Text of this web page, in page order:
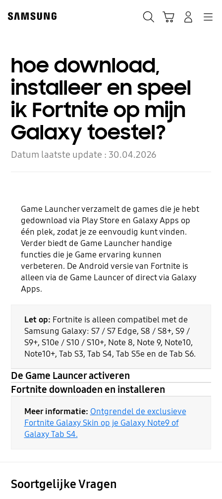
content
hoe download,
installeer en speel
ik Fortnite op mijn
Galaxy toestel?
Datum laatste update : 30.04.2026
Game Launcher verzamelt de games die je hebt
gedownload via Play Store en Galaxy Apps op
één plek, zodat je ze eenvoudig kunt vinden.
Verder biedt de Game Launcher handige
functies die je Game ervaring kunnen
verbeteren. De Android versie van Fortnite is
alleen via de Game Launcer of direct via Galaxy
Apps.
Let op: Fortnite is alleen compatibel met de
Samsung Galaxy: S7 / S7 Edge, S8 / S8+, S9 /
S9+, S10e / S10 / S10+, Note 8, Note 9, Note10,
Note10+, Tab S3, Tab S4, Tab S5e en de Tab S6.
De Game Launcer activeren
Fortnite downloaden en installeren
Meer informatie: Ontgrendel de exclusieve
Fortnite Galaxy Skin op je Galaxy Note9 of
Galaxy Tab S4.
Soortgelijke Vragen